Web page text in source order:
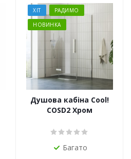
ХІТ
РАДИМО
НОВИНКА
Душова кабіна Cool!
COSD2 Хром
Багато